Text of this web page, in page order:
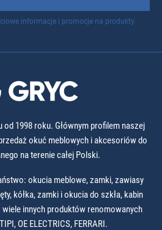
informacje i promocje na produkty.
od 1998 roku. Głównym profilem naszej
okuć meblowych i akcesoriów do
na terenie całej Polski.
okucia meblowe, zamki, zawiasy
kółka, zamki i okucia do szkła, kabin
innych produktów renomowanych
OE ELECTRICS, FERRARI.